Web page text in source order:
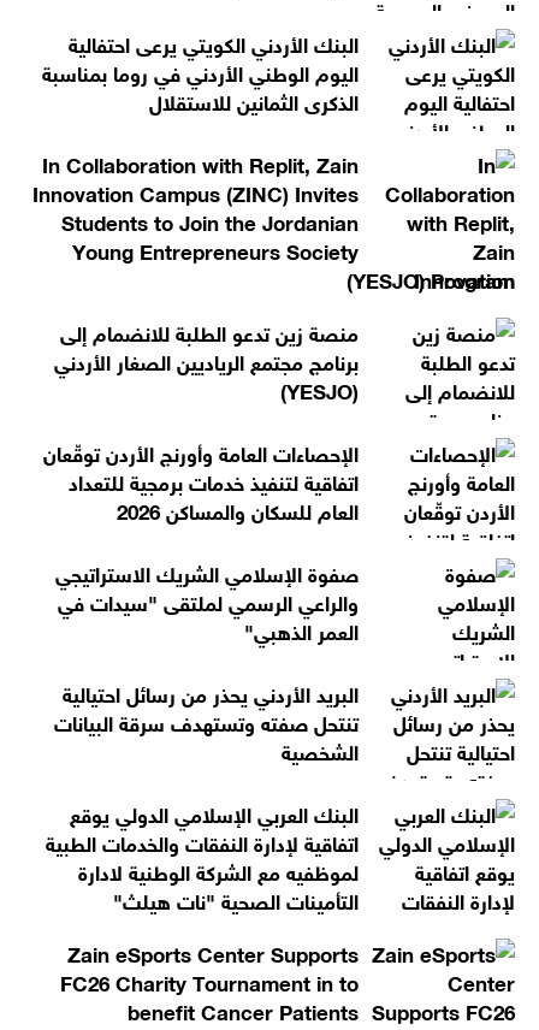
البنك الأردني الكويتي يرعى احتفالية
اليوم الوطني الأردني في روما بمناسبة
الذكرى الثمانين للاستقلال
In Collaboration with Replit, Zain
Innovation Campus (ZINC) Invites
Students to Join the Jordanian
Young Entrepreneurs Society
(YESJO) Program
منصة زين تدعو الطلبة للانضمام إلى
برنامج مجتمع الرياديين الصغار الأردني
(YESJO)
الإحصاءات العامة وأورنج الأردن توقّعان
اتفاقية لتنفيذ خدمات برمجية للتعداد
العام للسكان والمساكن 2026
صفوة الإسلامي الشريك الاستراتيجي
والراعي الرسمي لملتقى "سيدات في
العمر الذهبي"
البريد الأردني يحذر من رسائل احتيالية
تنتحل صفته وتستهدف سرقة البيانات
الشخصية
البنك العربي الإسلامي الدولي يوقع
اتفاقية لإدارة النفقات والخدمات الطبية
لموظفيه مع الشركة الوطنية لادارة
التأمينات الصحية "نات هيلث"
Zain eSports Center Supports
FC26 Charity Tournament in to
benefit Cancer Patients